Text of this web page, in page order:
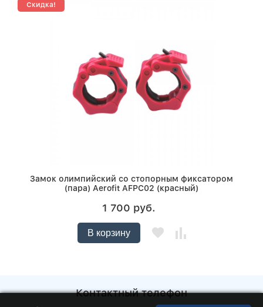
Скидка!
Замок олимпийский со стопорным фиксатором
(пара) Aerofit AFPC02 (красный)
1 700 руб.
В корзину
Контактный телефон